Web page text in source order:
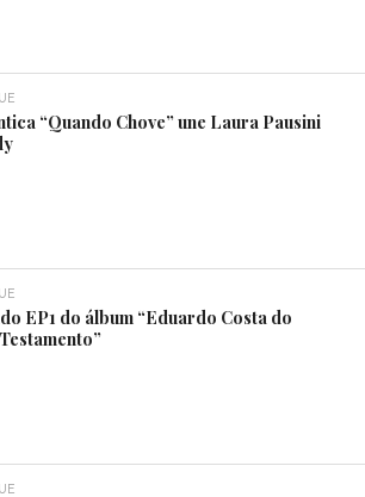
“Quando Chove” une Laura Pausini
EP1 do álbum “Eduardo Costa do